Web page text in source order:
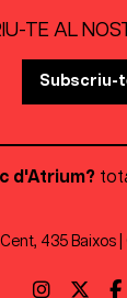
TE AL
Subscriu-
d'Atrium?
435 Baixos
Link a